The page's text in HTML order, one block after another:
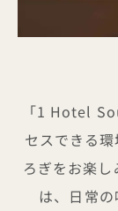
「1 Hotel
セスできる
ろぎをお楽
は、日常